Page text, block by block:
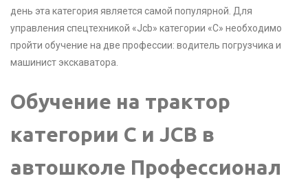
день эта категория является самой популярной. Для
управления спецтехникой «Jcb» категории «С» необходимо
пройти обучение на две профессии: водитель погрузчика и
машинист экскаватора.
Обучение на трактор
категории C и JCB в
автошколе Профессионал